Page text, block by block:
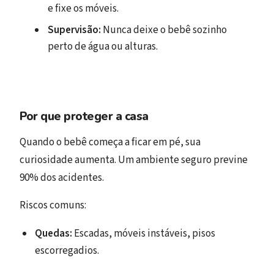
e fixe os móveis.
Supervisão: Nunca deixe o bebê sozinho
perto de água ou alturas.
Por que proteger a casa
Quando o bebê começa a ficar em pé, sua
curiosidade aumenta. Um ambiente seguro previne
90% dos acidentes.
Riscos comuns:
Quedas: Escadas, móveis instáveis, pisos
escorregadios.